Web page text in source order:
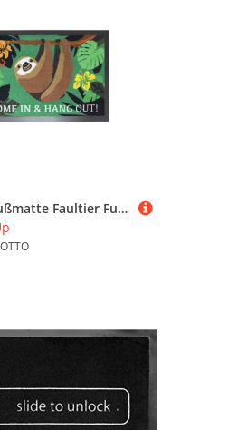
Close Up Fußmatte Faultier Fußmatte Come in and Hang out
OTTO